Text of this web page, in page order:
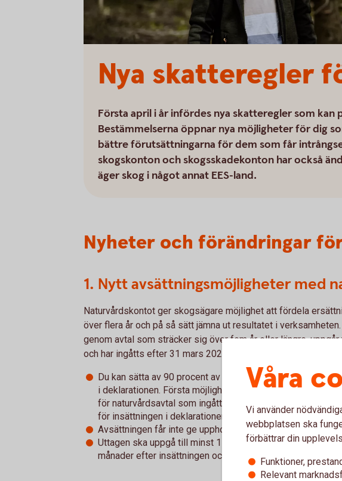
Nya skatteregler
Första april i år infördes nya skatteregler som kan
Bestämmelserna öppnar nya möjligheter för dig
bättre förutsättningarna för dem som får
skogskonton och skogsskadekonton har också
äger skog i något annat EES-land.
Nyheter och förändringar
1. Nytt avsättningsmöjligheter med
Naturvårdskontot ger skogsägare möjlighet att fördela
över flera år och på så sätt jämna ut resultatet i
genom avtal som sträcker sig över fem år eller längre,
och har ingåtts efter 31 mars 2026 kan du öppna ett
Du kan sätta av 90 procent av ersättningen till kontot och
i deklarationen. Första möjligheten att göra avsättningar
för naturvårdsavtal som ingåtts efter 31 mars 2026.
för insättningen i deklarationen som lämnas i maj 2027.
Avsättningen får inte ge upphov till underskott i
Uttagen ska uppgå till minst 1 000 kronor per gång och får
månader efter insättningen och senast inom tio år.
Våra
Vi använder
webbplatsen ska
förbättrar din
Funktioner,
Relevant